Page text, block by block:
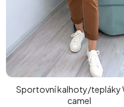
Sportovní kalhoty/tepláky
camel